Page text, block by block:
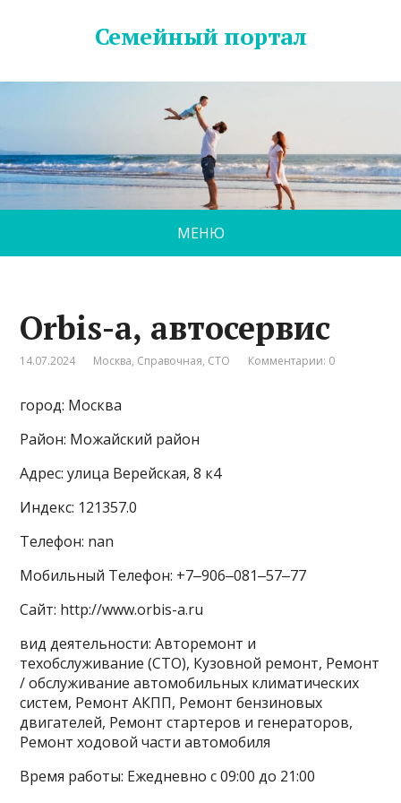
Семейный портал
МЕНЮ
Orbis-a, автосервис
14.07.2024 Москва, Справочная, СТО Комментарии: 0
город: Москва
Район: Можайский район
Адрес: улица Верейская, 8 к4
Индекс: 121357.0
Телефон: nan
Мобильный Телефон: +7‒906‒081‒57‒77
Сайт: http://www.orbis-a.ru
вид деятельности: Авторемонт и
техобслуживание (СТО), Кузовной ремонт, Ремонт
/ обслуживание автомобильных климатических
систем, Ремонт АКПП, Ремонт бензиновых
двигателей, Ремонт стартеров и генераторов,
Ремонт ходовой части автомобиля
Время работы: Ежедневно с 09:00 до 21:00